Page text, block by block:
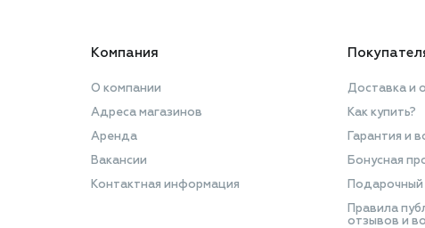
Компания
О компании
Адреса магазинов
Аренда
Вакансии
Контактная информация
Доставка и
Как купить?
Гарантия и
Бонусная
Подарочный
Правила
отзывов и